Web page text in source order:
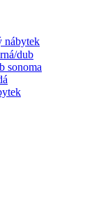
nábytek
dub
sonoma